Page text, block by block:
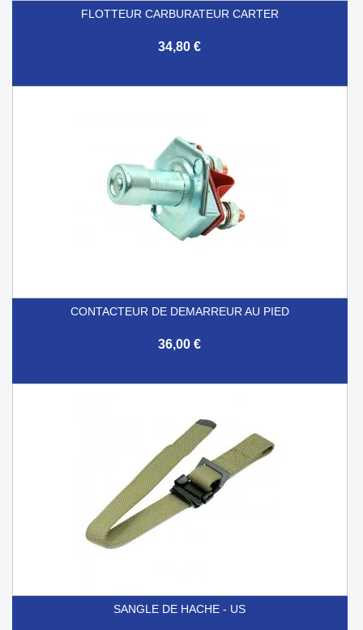
FLOTTEUR CARBURATEUR CARTER
34,80 €
CONTACTEUR DE DEMARREUR AU PIED
36,00 €
SANGLE DE HACHE - US